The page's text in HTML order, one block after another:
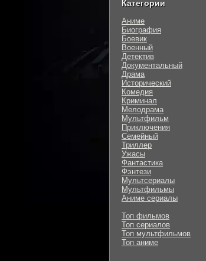
Категории
Аниме
Биография
Боевик
Военный
Детектив
Документальный
Драма
Исторический
Комедия
Криминал
Мелодрама
Мультфильм
Приключения
Семейный
Триллер
Ужасы
Фантастика
Фэнтези
Мультсериалы
Мультфильмы
Аниме сериалы
Топ фильмов
Топ сериалов
Топ мультфильмов
Топ аниме